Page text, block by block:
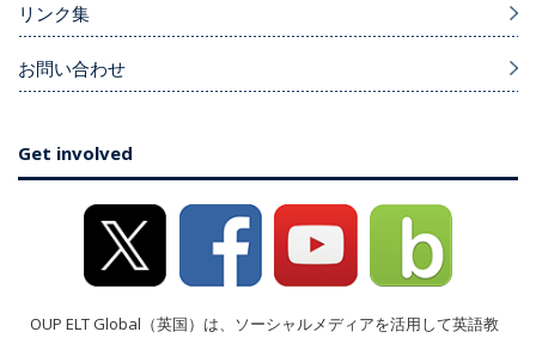
リンク集
お問い合わせ
Get involved
OUP ELT Global（英国）は、ソーシャルメディアを活用して英語教